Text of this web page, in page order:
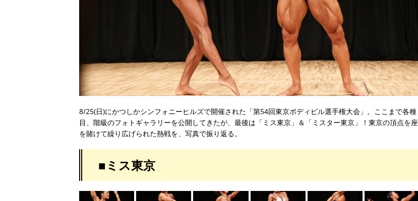
8/25(日)にかつしかシンフォニーヒルズで開催された「第54回東京ボディビル選手権大会」。ここまで各種
目、階級のフォトギャラリーを公開してきたが、最後は「ミス東京」＆「ミスター東京」！東京の頂点を座
を賭けて繰り広げられた熱戦を、写真で振り返る。
■ミス東京